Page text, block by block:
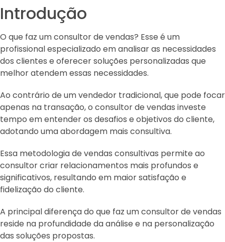
Introdução
O que faz um consultor de vendas? Esse é um
profissional especializado em analisar as necessidades
dos clientes e oferecer soluções personalizadas que
melhor atendem essas necessidades.
Ao contrário de um vendedor tradicional, que pode focar
apenas na transação, o consultor de vendas investe
tempo em entender os desafios e objetivos do cliente,
adotando uma abordagem mais consultiva.
Essa metodologia de vendas consultivas permite ao
consultor criar relacionamentos mais profundos e
significativos, resultando em maior satisfação e
fidelização do cliente.
A principal diferença do que faz um consultor de vendas
reside na profundidade da análise e na personalização
das soluções propostas.